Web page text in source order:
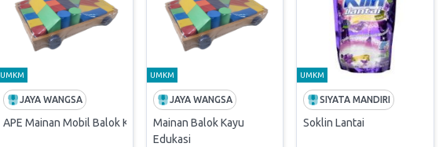
UMKM
JAYA WANGSA
APE Mainan Mobil Balok Kayu
UMKM
JAYA WANGSA
Mainan Balok Kayu
Edukasi
UMKM
SIYATA MANDIRI
Soklin Lantai